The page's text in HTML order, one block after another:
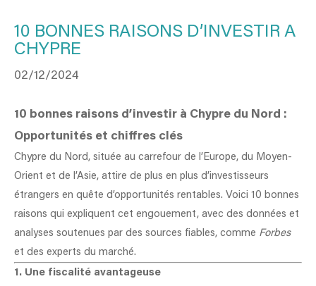
10 BONNES RAISONS D’INVESTIR A
CHYPRE
02/12/2024
10 bonnes raisons d’investir à Chypre du Nord :
Opportunités et chiffres clés
Chypre du Nord, située au carrefour de l’Europe, du Moyen-
Orient et de l’Asie, attire de plus en plus d’investisseurs
étrangers en quête d’opportunités rentables. Voici 10 bonnes
raisons qui expliquent cet engouement, avec des données et
analyses soutenues par des sources fiables, comme Forbes
et des experts du marché.
1. Une fiscalité avantageuse